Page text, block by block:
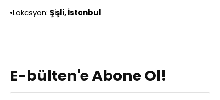
•Lokasyon: Şişli, İstanbul
E-bülten'e Abone Ol!